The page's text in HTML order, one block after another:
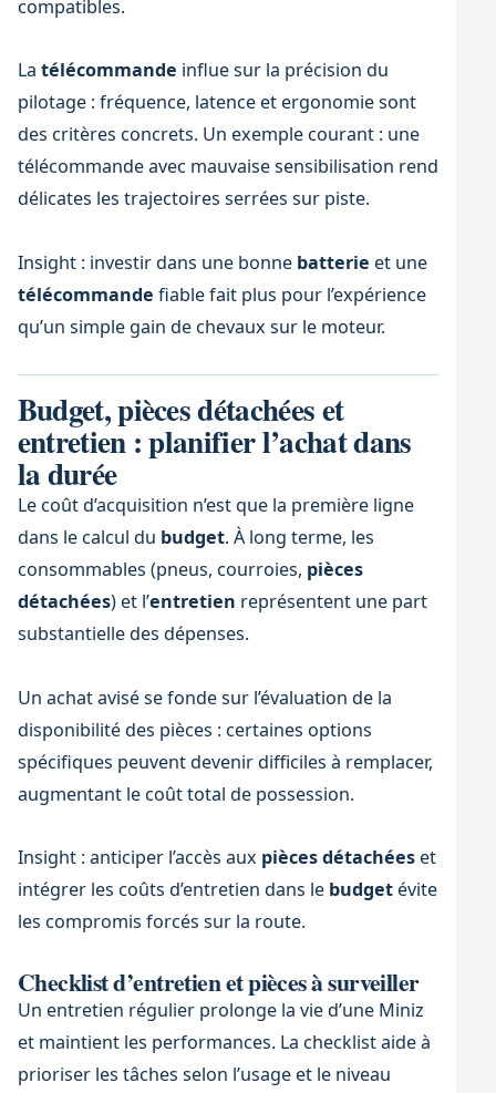
compatibles.
La télécommande influe sur la précision du
pilotage : fréquence, latence et ergonomie sont
des critères concrets. Un exemple courant : une
télécommande avec mauvaise sensibilisation rend
délicates les trajectoires serrées sur piste.
Insight : investir dans une bonne batterie et une
télécommande fiable fait plus pour l’expérience
qu’un simple gain de chevaux sur le moteur.
Budget, pièces détachées et
entretien : planifier l’achat dans
la durée
Le coût d’acquisition n’est que la première ligne
dans le calcul du budget. À long terme, les
consommables (pneus, courroies, pièces
détachées) et l’entretien représentent une part
substantielle des dépenses.
Un achat avisé se fonde sur l’évaluation de la
disponibilité des pièces : certaines options
spécifiques peuvent devenir difficiles à remplacer,
augmentant le coût total de possession.
Insight : anticiper l’accès aux pièces détachéeset
intégrer les coûts d’entretien dans le budgetévite
les compromis forcés sur la route.
Checklist d’entretien et pièces à surveiller
Un entretien régulier prolonge la vie d’une Miniz
et maintient les performances. La checklist aide à
prioriser les tâches selon l’usage et le niveau